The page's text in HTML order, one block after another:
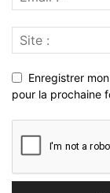
Enregistrer
pour la prochaine